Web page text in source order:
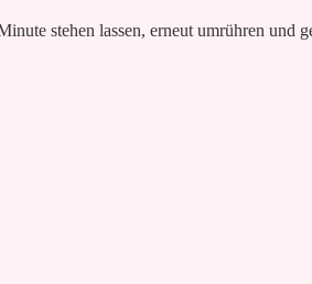
stehen lassen, erneut umrühren und